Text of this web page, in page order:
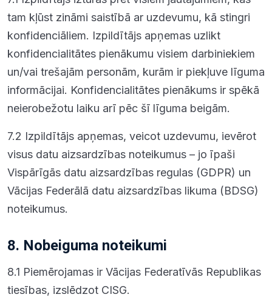
tam kļūst zināmi saistībā ar uzdevumu, kā stingri
konfidenciāliem. Izpildītājs apņemas uzlikt
konfidencialitātes pienākumu visiem darbiniekiem
un/vai trešajām personām, kurām ir piekļuve līguma
informācijai. Konfidencialitātes pienākums ir spēkā
neierobežotu laiku arī pēc šī līguma beigām.
7.2 Izpildītājs apņemas, veicot uzdevumu, ievērot
visus datu aizsardzības noteikumus – jo īpaši
Vispārīgās datu aizsardzības regulas (GDPR) un
Vācijas Federālā datu aizsardzības likuma (BDSG)
noteikumus.
8. Nobeiguma noteikumi
8.1 Piemērojamas ir Vācijas Federatīvās Republikas
tiesības, izslēdzot CISG.